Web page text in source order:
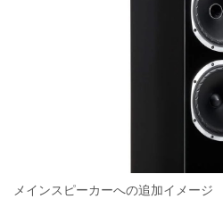
メインスピーカーへの追加イメージ